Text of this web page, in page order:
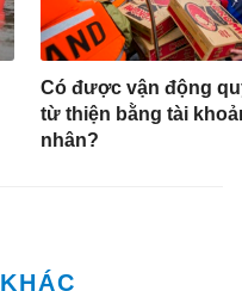
Có được vận động
từ thiện bằng tài
nhân?